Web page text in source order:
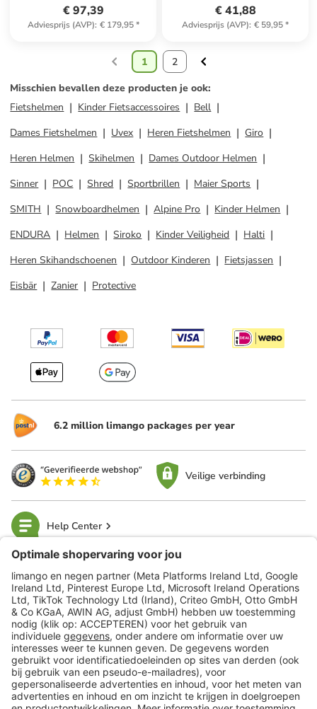
€ 97,39
Adviesprijs (AVP): € 179,95*
€ 41,88
Adviesprijs (AVP): € 59,95*
1
2
Misschien bevallen deze producten je ook:
Fietshelmen
Kinder Fietsaccessoires
Bell
Dames Fietshelmen
Uvex Heren Fietshelmen
Giro
Heren Helmen
Skihelmen
Dames Outdoor Helmen
Sinner
POC Shred Sportbrillen
Maier Sports
SMITH
Snowboardhelmen Alpine Pro
Kinder Helmen
ENDURA
Helmen Siroko Kinder Veiligheid
Halti
Heren Skihandschoenen
Outdoor Kinderen
Fietsjassen
Eisbär
Zanier Protective
6.2 million limango packages per year
Veilige verbinding
Help Center
limango
Veilig winkelen
Klantenservice
Shop
Acties